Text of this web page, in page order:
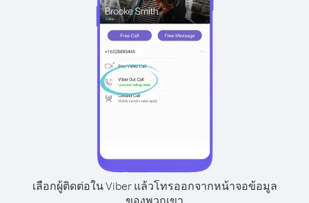
เลือกผู้ติดต่อใน Viber แล้วโทรออกจากหน้าจอข้อมูล
ของพวกเขา